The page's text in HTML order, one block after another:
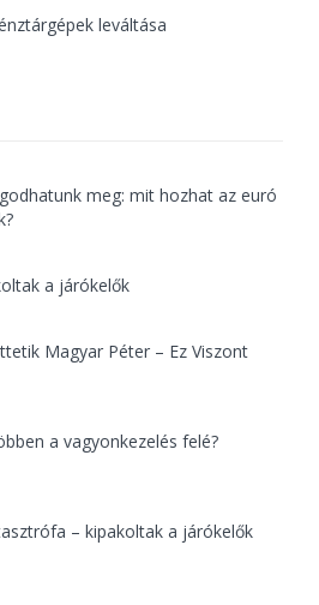
leváltása
meg: mit hozhat az euró
a járókelők
Magyar Péter – Ez Viszont
a vagyonkezelés felé?
– kipakoltak a járókelők